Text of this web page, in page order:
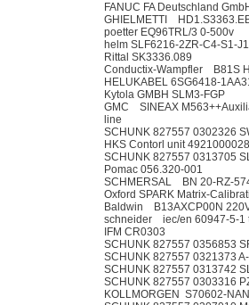
FANUC FA Deutschland
GHIELMETTI
poetter EQ96TRL/3 0-500v
helm SLF6216-2ZR-C4-S1-
Rittal SK3336.089
Conductix-Wampfler B81S
HELUKABEL 6SG6418-
Kytola GMBH SLM3-FGP
GMC SINEAX
SCHUNK 827557 0302326
HKS Contorl unit
SCHUNK 827557 0313705
Pomac 056.320-001
SCHMERSAL BN 20-RZ-
Oxford SPARK Matrix-
Baldwin
schneider iec/en
IFM CR0303
SCHUNK 827557 0356853
SCHUNK 827557 0321373
SCHUNK 827557 0313742
SCHUNK 827557 0303316
KOLLMORGEN